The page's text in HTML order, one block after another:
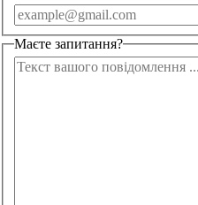
Маєте запитання?